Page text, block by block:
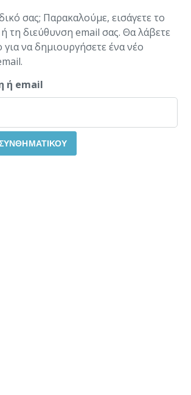
σας; Παρακαλούμε, εισάγετε το
τη διεύθυνση email σας. Θα λάβετε
να δημιουργήσετε ένα νέο
ή email